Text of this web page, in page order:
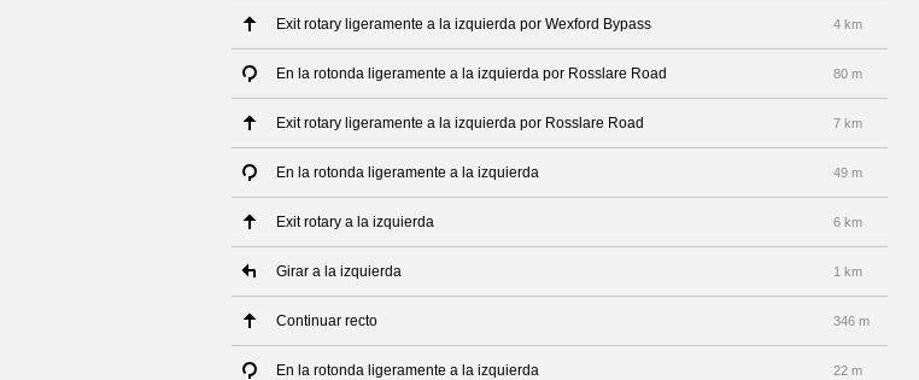
Exit rotary ligeramente a la izquierda por Wexford Bypass 4 km
En la rotonda ligeramente a la izquierda por Rosslare Road 80 m
Exit rotary ligeramente a la izquierda por Rosslare Road 7 km
En la rotonda ligeramente a la izquierda 49 m
Exit rotary a la izquierda 6 km
Girar a la izquierda 1 km
Continuar recto 346 m
En la rotonda ligeramente a la izquierda 22 m